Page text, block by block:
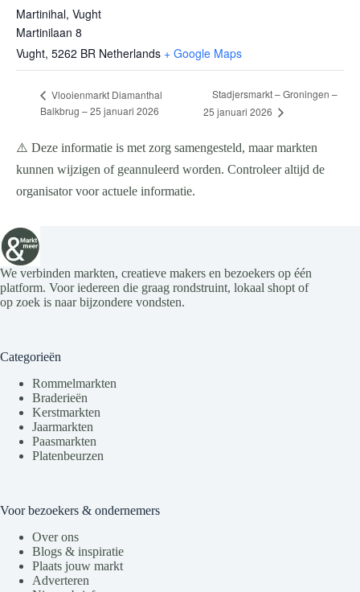
Martinihal, Vught
Martinilaan 8
Vught, 5262 BR Netherlands + Google Maps
Vlooienmarkt Diamanthal
Balkbrug – 25 januari 2026
Stadjersmarkt – Groningen –
25 januari 2026
⚠️ Deze informatie is met zorg samengesteld, maar markten
kunnen wijzigen of geannuleerd worden. Controleer altijd de
organisator voor actuele informatie.
We verbinden markten, creatieve makers en bezoekers op één
platform. Voor iedereen die graag rondstruint, lokaal shopt of
op zoek is naar bijzondere vondsten.
Categorieën
Rommelmarkten
Braderieën
Kerstmarkten
Jaarmarkten
Paasmarkten
Platenbeurzen
Voor bezoekers & ondernemers
Over ons
Blogs & inspiratie
Plaats jouw markt
Adverteren